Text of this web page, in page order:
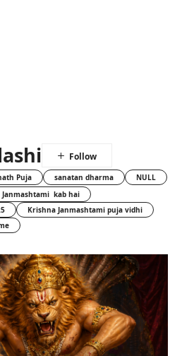
Puja sanatan dharma
NULL
Janmashtami kab hai
Krishna Janmashtami puja vidhi